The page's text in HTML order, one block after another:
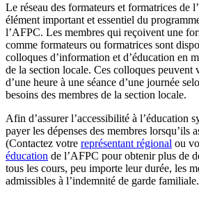
Le réseau des formateurs et formatrices de
élément important et essentiel du
l’AFPC. Les membres qui reçoivent une
comme formateurs ou formatrices sont
colloques d’information et d’éducation en
de la section locale. Ces colloques peuvent
d’une heure à une séance d’une journée
besoins des membres de la section locale.
Afin d’assurer l’accessibilité à l’éducation
payer les dépenses des membres lorsqu’ils
(Contactez votre représentant régional ou
éducation de l’AFPC pour obtenir plus de
tous les cours, peu importe leur durée, les
admissibles à l’indemnité de garde familiale.